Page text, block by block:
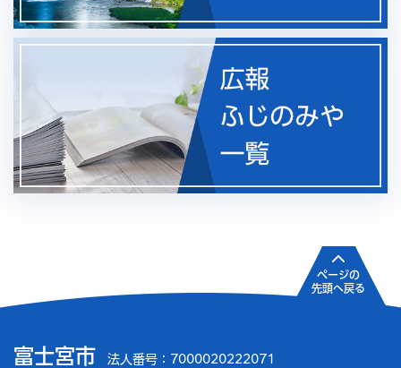
富士宮市 法人番号：7000020222071
ページの
先頭へ戻る